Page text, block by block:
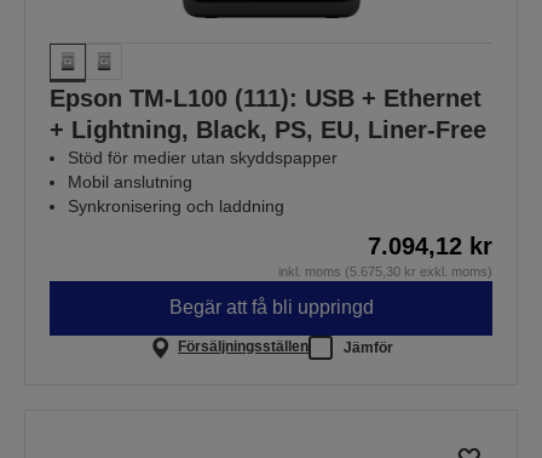
Epson TM-L100 (111): USB + Ethernet
+ Lightning, Black, PS, EU, Liner-Free
Stöd för medier utan skyddspapper
Mobil anslutning
Synkronisering och laddning
7.094,12 kr
inkl. moms (5.675,30 kr exkl. moms)
Begär att få bli uppringd
Försäljningsställen Jämför